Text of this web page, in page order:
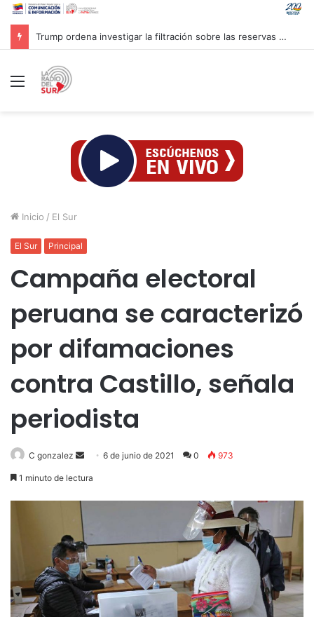
Trump ordena investigar la filtración sobre las reservas de municiones
Menú
Inicio / El Sur
El Sur Principal
Campaña electoral
peruana se caracterizó
por difamaciones
contra Castillo, señala
periodista
C gonzalez
Send6 de junio de 2021 0 973
1 minuto de lectura